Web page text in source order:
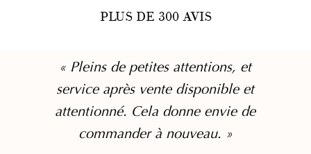
PLUS DE 300 AVIS
« Je commande régulièrement
depuis environ deux ans et je n'ai
jamais été déçue par la qualité et
la minutie de l'équipe. »